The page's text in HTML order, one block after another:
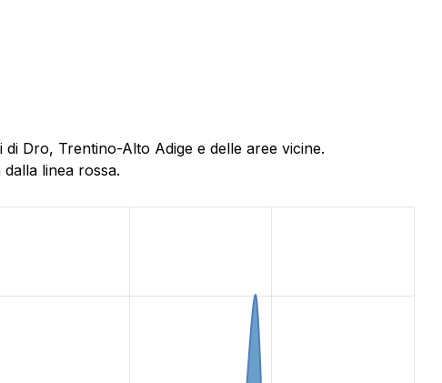
Dro, Trentino-Alto Adige e delle aree vicine.
linea rossa.